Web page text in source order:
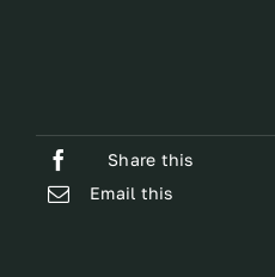
Share this
Email this